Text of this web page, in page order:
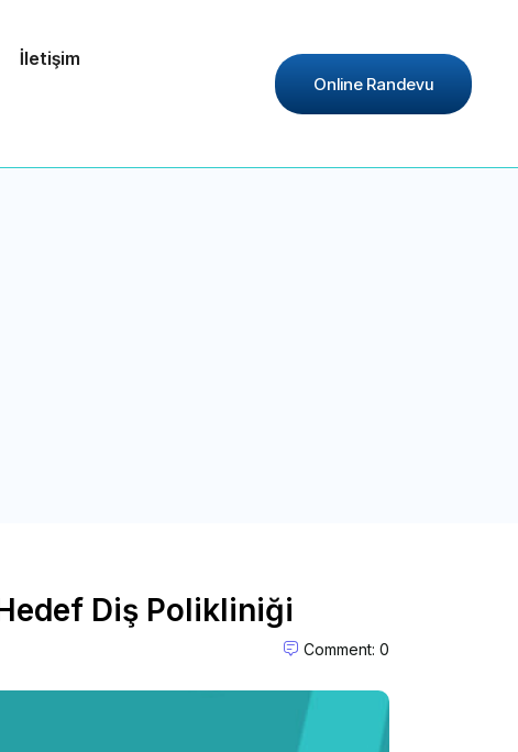
İletişim
Online Randevu
Diş Polikliniği
Comment: 0